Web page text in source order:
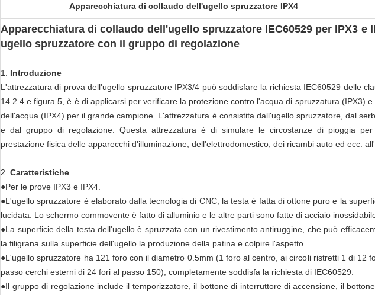
Apparecchiatura di collaudo dell'ugello spruzzatore IPX4
Apparecchiatura di collaudo dell'ugello spruzzatore IEC60529 per IPX3 e
ugello spruzzatore con il gruppo di regolazione
1. Introduzione
L'attrezzatura di prova dell'ugello spruzzatore IPX3/4 può soddisfare la richiesta IEC60529 delle
14.2.4 e figura 5, è è di applicarsi per verificare la protezione contro l'acqua di spruzzatura (IPX3) e
dell'acqua (IPX4) per il grande campione. L'attrezzatura è consistita dall'ugello spruzzatore, dal
e dal gruppo di regolazione. Questa attrezzatura è di simulare le circostanze di pioggia per
prestazione fisica delle apparecchi d'illuminazione, dell'elettrodomestico, dei ricambi auto ed ecc.
2. Caratteristiche
●Per le prove IPX3 e IPX4.
●L'ugello spruzzatore è elaborato dalla tecnologia di CNC, la testa è fatta di ottone puro e la
lucidata. Lo schermo commovente è fatto di alluminio e le altre parti sono fatte di acciaio
●La superficie della testa dell'ugello è spruzzata con un rivestimento antiruggine, che può
la filigrana sulla superficie dell'ugello la produzione della patina e colpire l'aspetto.
●L'ugello spruzzatore ha 121 foro con il diametro 0.5mm (1 foro al centro, ai circoli ristretti 1 di 12
passo cerchi esterni di 24 fori al passo 150), completamente soddisfa la richiesta di IEC60529.
●Il gruppo di regolazione include il temporizzatore, il bottone di interruttore di accensione, il